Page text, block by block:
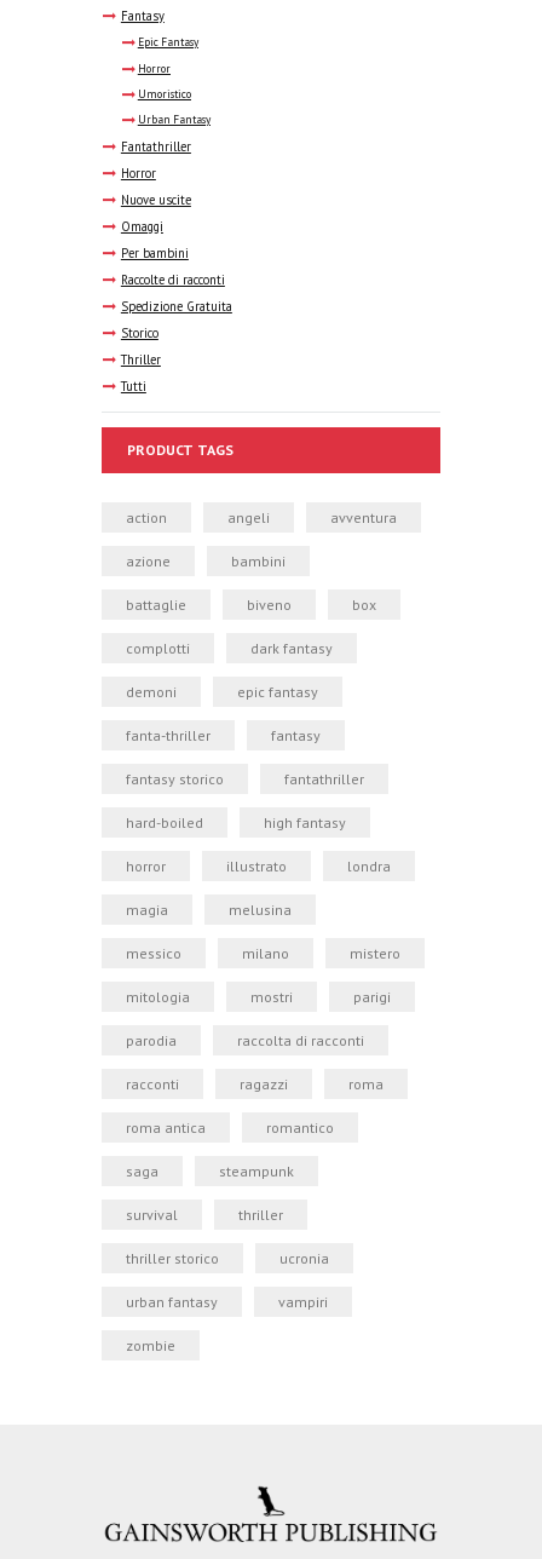
Fantasy
Epic Fantasy
Horror
Umoristico
Urban Fantasy
Fantathriller
Horror
Nuove uscite
Omaggi
Per bambini
Raccolte di racconti
Spedizione Gratuita
Storico
Thriller
Tutti
PRODUCT TAGS
action angeli avventura
azione bambini
battaglie biveno box
complotti dark fantasy
demoni epic fantasy
fanta-thriller fantasy
fantasy storico fantathriller
hard-boiled high fantasy
horror illustrato londra
magia melusina
messico milano mistero
mitologia mostri parigi
parodia raccolta di racconti
racconti ragazzi roma
roma antica romantico
saga steampunk
survival thriller
thriller storico ucronia
urban fantasy vampiri
zombie